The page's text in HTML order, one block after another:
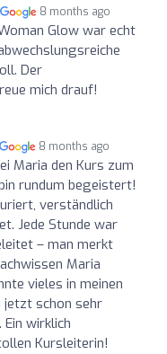
8 months ago
Glow war echt
Der
mich drauf!
8 months ago
Maria den Kurs zum
rundum begeistert!
verständlich
Jede Stunde war
– man merkt
Maria
vieles in meinen
jetzt schon sehr
wirklich
Kursleiterin!